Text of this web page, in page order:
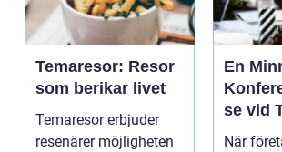
Temaresor: Resor
som berikar livet
Temaresor erbjuder
resenärer möjligheten
En
se vid
Kust
När